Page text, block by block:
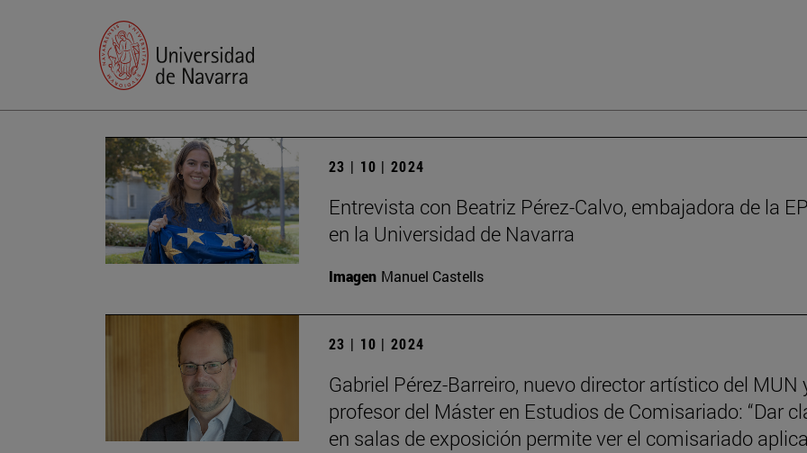
23 | 10 | 2024
Entrevista con Beatriz Pérez-Calvo, embajadora de la
en la Universidad de Navarra
Imagen Manuel Castells
23 | 10 | 2024
Gabriel Pérez-Barreiro, nuevo director artístico del MUN
profesor del Máster en Estudios de Comisariado: “Dar
en salas de exposición permite ver el comisariado